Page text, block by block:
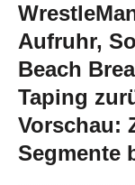
Aufruhr,
Beach
Taping
Vorschau:
Segmente